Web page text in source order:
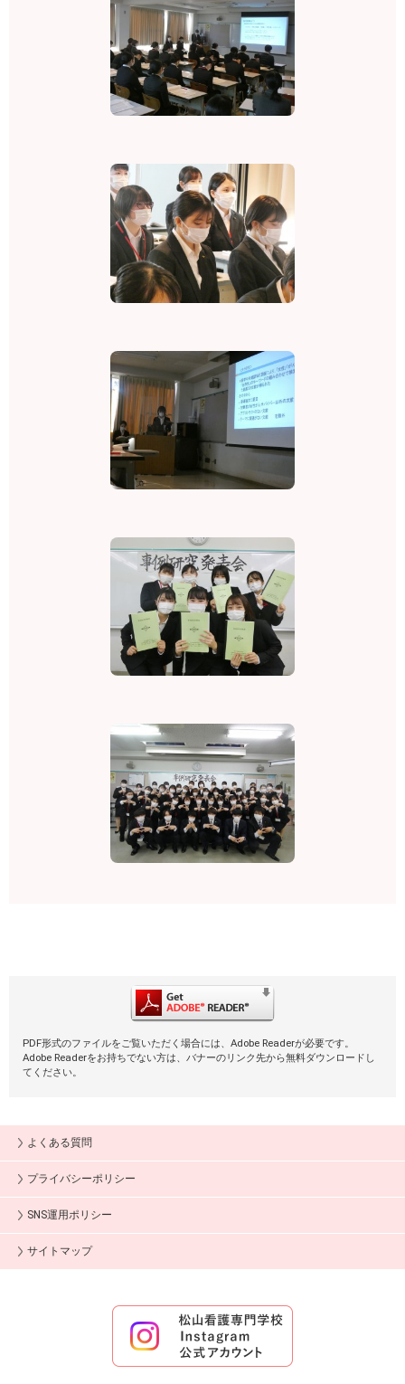
PDF形式のファイルをご覧いただく場合には、Adobe Readerが必要です。
Adobe Readerをお持ちでない方は、バナーのリンク先から無料ダウンロードし
てください。
よくある質問
プライバシーポリシー
SNS運用ポリシー
サイトマップ